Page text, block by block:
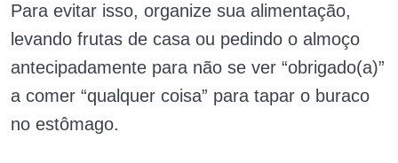
Para evitar isso, organize sua alimentação,
levando frutas de casa ou pedindo o almoço
antecipadamente para não se ver “obrigado(a)”
a comer “qualquer coisa” para tapar o buraco
no estômago.